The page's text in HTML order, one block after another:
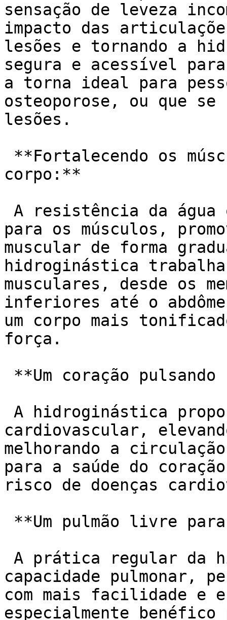
sensação de leveza
impacto das
lesões e tornando a
segura e acessível
a torna ideal para
osteoporose, ou que
lesões.
corpo:**
para os músculos,
muscular de forma
hidroginástica
musculares, desde os
inferiores até o
um corpo mais
força.
cardiovascular,
melhorando a
para a saúde do
risco de doenças
capacidade pulmonar,
com mais facilidade e
especialmente benéfico